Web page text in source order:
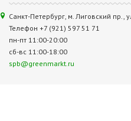
Санкт-Петербург, м. Лиговский пр.,
Телефон +7 (921) 597 51 71
пн-пт 11:00-20:00
сб-вс 11:00-18:00
spb@greenmarkt.ru